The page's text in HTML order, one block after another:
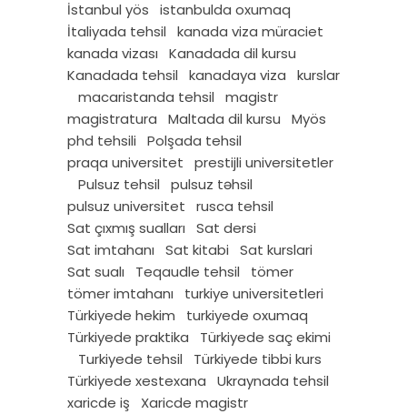
İstanbul yös
istanbulda oxumaq
İtaliyada tehsil
kanada viza müraciet
kanada vizası
Kanadada dil kursu
Kanadada tehsil
kanadaya viza
kurslar
macaristanda tehsil
magistr
magistratura
Maltada dil kursu
Myös
phd tehsili
Polşada tehsil
praqa universitet
prestijli universitetler
Pulsuz tehsil
pulsuz təhsil
pulsuz universitet
rusca tehsil
Sat çıxmış sualları
Sat dersi
Sat imtahanı
Sat kitabi
Sat kurslari
Sat sualı
Teqaudle tehsil
tömer
tömer imtahanı
turkiye universitetleri
Türkiyede hekim
turkiyede oxumaq
Türkiyede praktika
Türkiyede saç ekimi
Turkiyede tehsil
Türkiyede tibbi kurs
Türkiyede xestexana
Ukraynada tehsil
xaricde iş
Xaricde magistr